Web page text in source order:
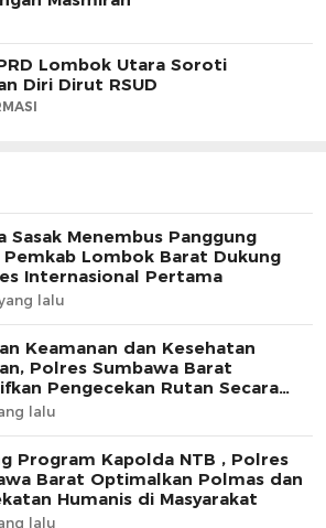
Lombok Utara Soroti
Diri Dirut RSUD
Sasak Menembus Panggung
Pemkab Lombok Barat Dukung
Internasional Pertama
lalu
Keamanan dan Kesehatan
Polres Sumbawa Barat
Pengecekan Rutan Secara
lalu
Program Kapolda NTB , Polres
Barat Optimalkan Polmas dan
Humanis di Masyarakat
lalu